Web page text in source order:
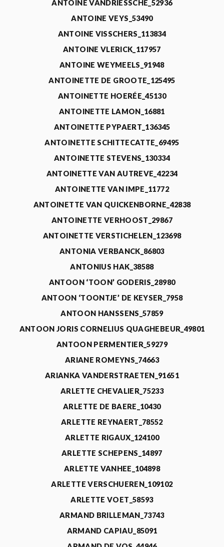
ANTOINE VANDRIESSCHE_52936
ANTOINE VEYS_53490
ANTOINE VISSCHERS_113834
ANTOINE VLERICK_117957
ANTOINE WEYMEELS_91948
ANTOINETTE DE GROOTE_125495
ANTOINETTE HOERÉE_45130
ANTOINETTE LAMON_16881
ANTOINETTE PYPAERT_136345
ANTOINETTE SCHITTECATTE_69495
ANTOINETTE STEVENS_130334
ANTOINETTE VAN AUTREVE_42234
ANTOINETTE VAN IMPE_11772
ANTOINETTE VAN QUICKENBORNE_42838
ANTOINETTE VERHOOST_29867
ANTOINETTE VERSTICHELEN_123698
ANTONIA VERBANCK_86803
ANTONIUS HAK_38588
ANTOON ‘TOON’ GODERIS_28980
ANTOON ‘TOONTJE’ DE KEYSER_7958
ANTOON HANSSENS_57859
ANTOON JORIS CORNELIUS QUAGHEBEUR_49801
ANTOON PERMENTIER_59279
ARIANE ROMEYNS_74663
ARIANKA VANDERSTRAETEN_91651
ARLETTE CHEVALIER_75233
ARLETTE DE BAERE_10430
ARLETTE REYNAERT_78552
ARLETTE RIGAUX_124100
ARLETTE SCHEPENS_14897
ARLETTE VANHEE_104898
ARLETTE VERSCHUEREN_109102
ARLETTE VOET_58593
ARMAND BRILLEMAN_73743
ARMAND CAPIAU_85091